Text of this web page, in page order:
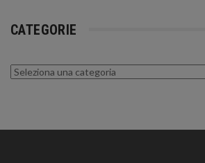
CATEGORIE
Categorie